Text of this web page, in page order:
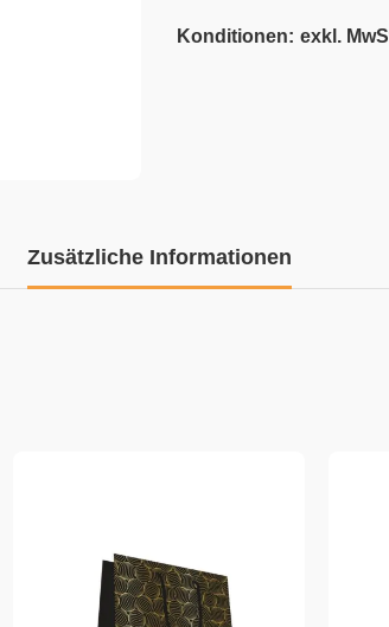
Konditionen: exkl.
Zusätzliche Informationen